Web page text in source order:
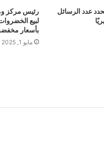
عدد الرسائل
رئيس مركز
لبيع
بأسعار
مايو 1, 2025